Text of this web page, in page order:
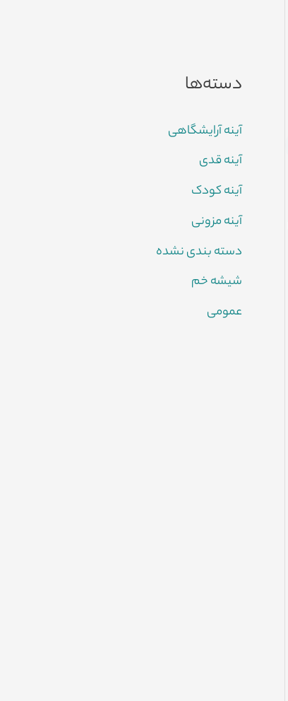
دسته‌ها
آینه آرایشگاهی
آینه قدی
آینه کودک
آینه مزونی
دسته بندی نشده
شیشه خم
عمومی